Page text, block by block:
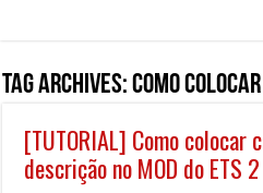
Tag Archives:como colocar
[TUTORIAL] Como colocar
descrição no MOD do ETS 2